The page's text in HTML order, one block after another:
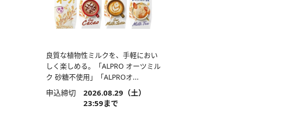
良質な植物性ミルクを、手軽におい
しく楽しめる。「ALPRO オーツミル
ク 砂糖不使用」「ALPROオ...
申込締切 2026.08.29（土）
23:59まで